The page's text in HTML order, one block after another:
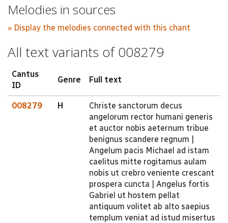
Melodies in sources
» Display the melodies connected with this chant
All text variants of 008279
Cantus
ID
Genre Full text
008279 H
Christe sanctorum decus
angelorum rector humani generis
et auctor nobis aeternum tribue
benignus scandere regnum |
Angelum pacis Michael ad istam
caelitus mitte rogitamus aulam
nobis ut crebro veniente crescant
prospera cuncta | Angelus fortis
Gabriel ut hostem pellat
antiquum volitet ab alto saepius
templum veniat ad istud misertus